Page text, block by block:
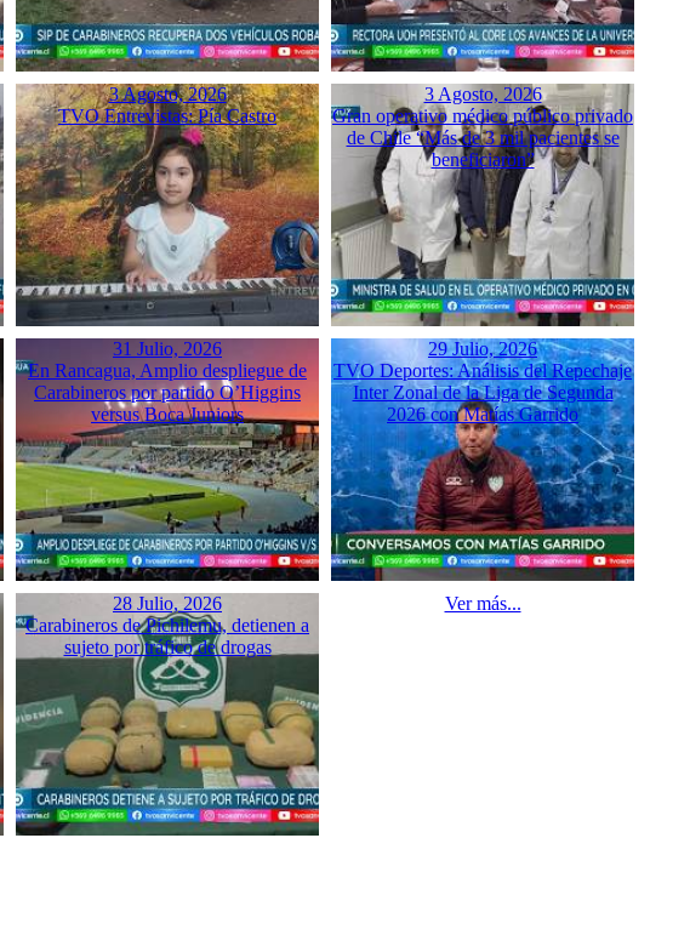
3 Agosto, 2026
TVO Entrevistas: Pía Castro
3 Agosto, 2026
Gran operativo médico público privado
de Chile “Más de 3 mil pacientes se
beneficiaron”
31 Julio, 2026
En Rancagua, Amplio despliegue de
Carabineros por partido O’Higgins
versus Boca Juniors
29 Julio, 2026
TVO Deportes: Análisis del Repechaje
Inter Zonal de la Liga de Segunda
2026 con Matías Garrido
28 Julio, 2026
Carabineros de Pichilemu, detienen a
sujeto por tráfico de drogas
Ver más...